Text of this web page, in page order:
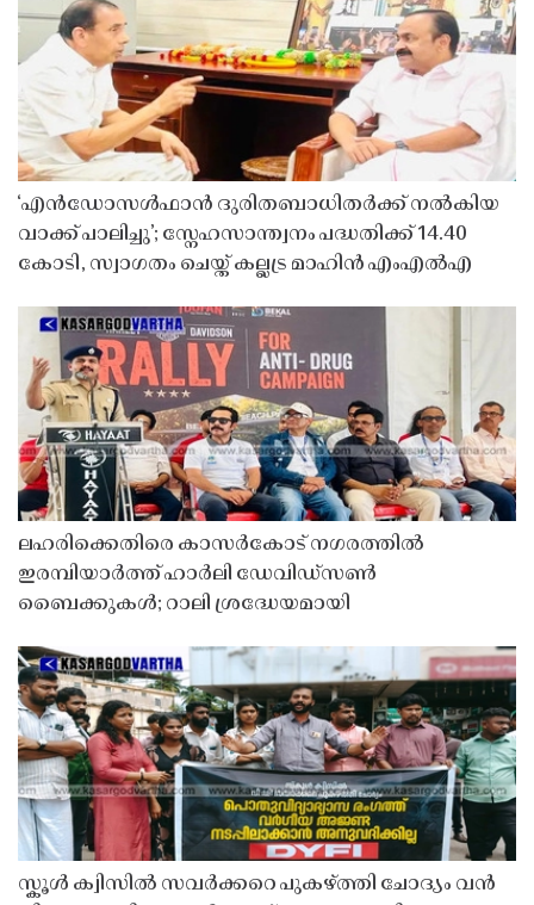
‘എൻഡോസൾഫാൻ ദുരിതബാധിതർക്ക് നൽകിയ
വാക്ക് പാലിച്ചു’; സ്നേഹസാന്ത്വനം പദ്ധതിക്ക് 14.40
കോടി, സ്വാഗതം ചെയ്ത് കല്ലട്ര മാഹിൻ എംഎൽഎ
ലഹരിക്കെതിരെ കാസർകോട് നഗരത്തിൽ
ഇരമ്പിയാർത്ത് ഹാർലി ഡേവിഡ്‌സൺ
ബൈക്കുകൾ; റാലി ശ്രദ്ധേയമായി
സ്കൂൾ ക്വിസിൽ സവർക്കറെ പുകഴ്ത്തി ചോദ്യം വൻ